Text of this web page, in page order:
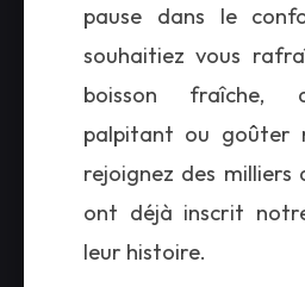
pause dans le
souhaitiez vous
boisson fraîche,
palpitant ou goûter
rejoignez des milliers
ont déjà inscrit
leur histoire.